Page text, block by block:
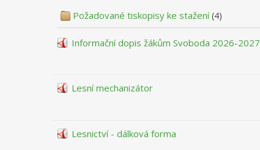
Požadované tiskopisy ke stažení (4)
Informační dopis žákům Svoboda 2026-2027
Lesní mechanizátor
Lesnictví - dálková forma